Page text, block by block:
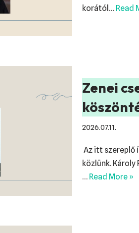
korától… Read
Zenei
2026.07.11.
Az itt szereplő
közlünk.
… Read More »